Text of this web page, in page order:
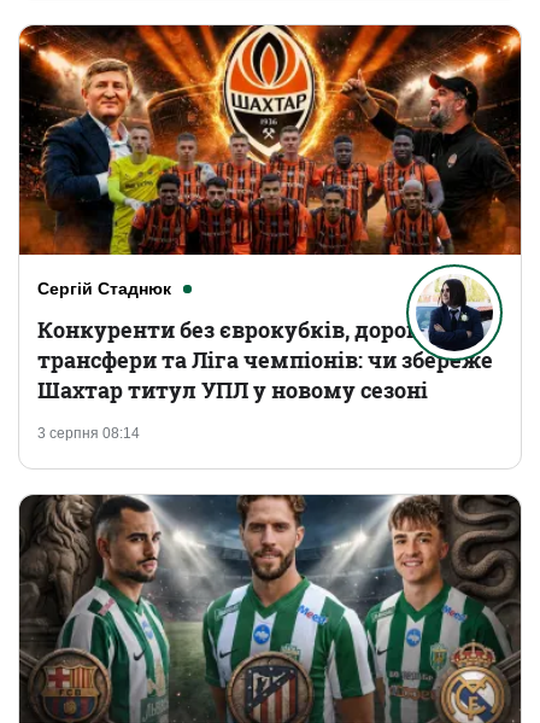
Сергій Стаднюк
3 серпня 08:14
Конкуренти без єврокубків, дорогі
трансфери та Ліга чемпіонів: чи збереже
Шахтар титул УПЛ у новому сезоні